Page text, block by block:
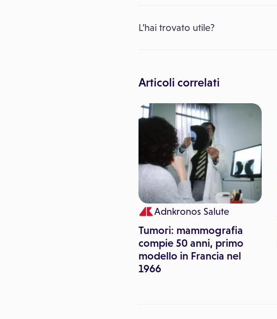
L’hai trovato utile?
Articoli correlati
Adnkronos Salute
Tumori: mammografia
compie 50 anni, primo
modello in Francia nel
1966